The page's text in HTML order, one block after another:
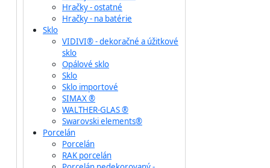
Hračky - ostatné
Hračky - na batérie
Sklo
VIDIVI® - dekoračné a úžitkové
sklo
Opálové sklo
Sklo
Sklo importové
SIMAX ®
WALTHER-GLAS ®
Swarovski elements®
Porcelán
Porcelán
RAK porcelán